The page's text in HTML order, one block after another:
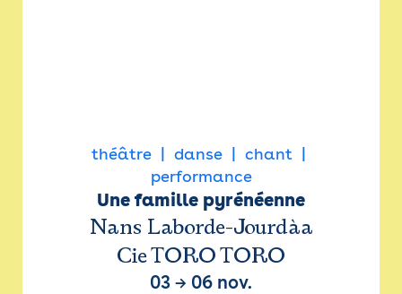
théâtre danse
chant
performance
Une famille pyrénéenne
Nans Laborde-Jourdàa
Cie TORO TORO
03 → 06 nov.